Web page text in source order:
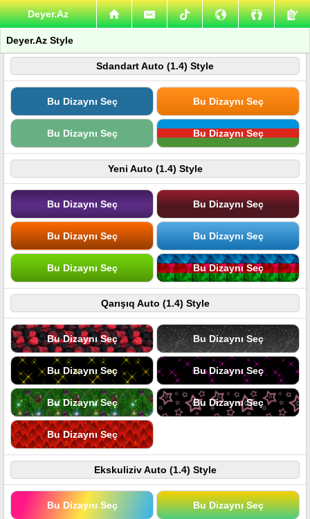
Deyer.Az
Deyer.Az Style
Sdandart Auto (1.4) Style
Bu Dizaynı Seç Bu Dizaynı Seç
Bu Dizaynı Seç Bu Dizaynı Seç
Yeni Auto (1.4) Style
Bu Dizaynı Seç Bu Dizaynı Seç
Bu Dizaynı Seç Bu Dizaynı Seç
Bu Dizaynı Seç Bu Dizaynı Seç
Qarışıq Auto (1.4) Style
Bu Dizaynı Seç Bu Dizaynı Seç
Bu Dizaynı Seç Bu Dizaynı Seç
Bu Dizaynı Seç Bu Dizaynı Seç
Bu Dizaynı Seç
Ekskuliziv Auto (1.4) Style
Bu Dizaynı Seç Bu Dizaynı Seç